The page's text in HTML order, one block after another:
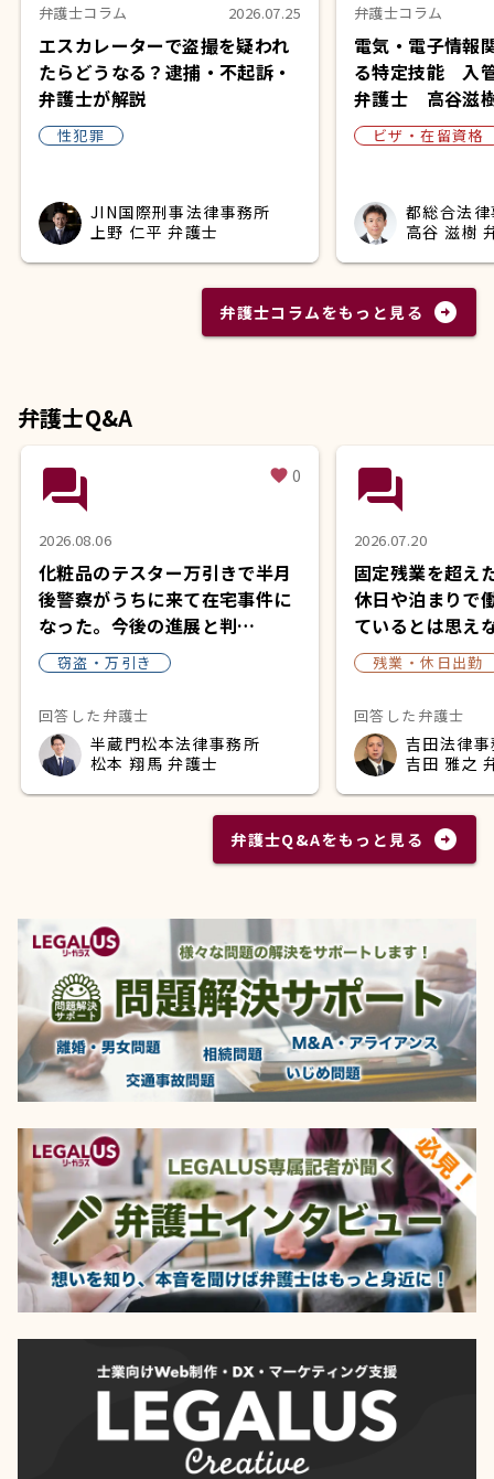
弁護士コラム 2026.07.25
エスカレーターで盗撮を疑われ
たらどうなる？逮捕・不起訴・
弁護士が解説
性犯罪
JIN国際刑事法律事務所
上野 仁平 弁護士
弁護士コラム
電気・電子情報
る特定技能 入
弁護士 高谷滋
ビザ・在留資格
都総合法
高谷 滋樹
弁護士コラムをもっと見る arrow_circle_right
弁護士Q&A
question_answer favorite 0
2026.08.06
化粧品のテスター万引きで半月
後警察がうちに来て在宅事件に
なった。今後の進展と判…
窃盗・万引き
回答した弁護士
半蔵門松本法律事務所
松本 翔馬 弁護士
question_answer
2026.07.20
固定残業を超え
休日や泊まりで
ているとは思え
残業・休日出勤
回答した弁護士
吉田法律
吉田 雅之
弁護士Q&Aをもっと見る arrow_circle_right